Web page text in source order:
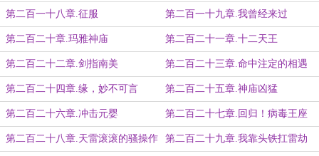
第二百一十八章.征服 第二百一十九章.我曾经来过
第二百二十章.玛雅神庙 第二百二十一章.十二天王
第二百二十二章.剑指南美 第二百二十三章.命中注定的相遇
第二百二十四章.缘，妙不可言 第二百二十五章.神庙凶猛
第二百二十六章.冲击元婴 第二百二十七章.回归！病毒王座
第二百二十八章.天雷滚滚的骚操作 第二百二十九章.我靠头铁扛雷劫